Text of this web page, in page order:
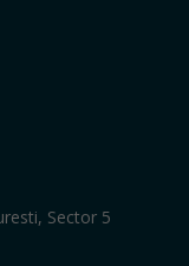
Sector 5